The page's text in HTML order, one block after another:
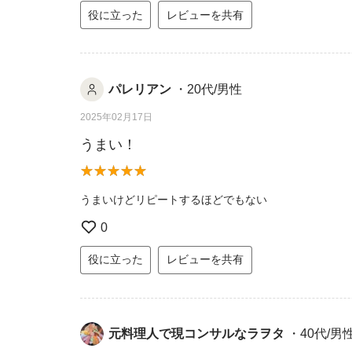
役に立った レビューを共有
パレリアン ・20代/男性
2025年02月17日
うまい！
うまいけどリピートするほどでもない
0
役に立った レビューを共有
元料理人で現コンサルなラヲタ ・40代/男